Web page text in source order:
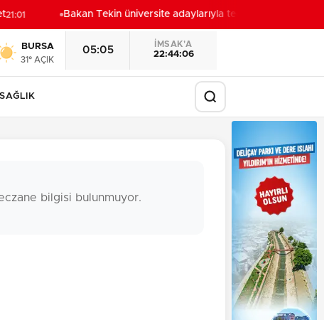
21:01 Bakan Tekin üniversite adaylarıyla tecrübe paylaştı
BURSA
31° AÇIK
05:05
İMSAK'A
22:44:05
SAĞLIK
bilgisi bulunmuyor.